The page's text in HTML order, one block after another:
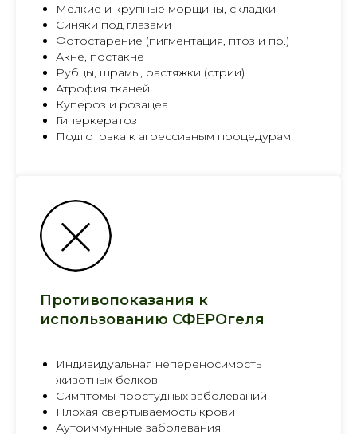
Мелкие и крупные морщины, складки
Синяки под глазами
Фотостарение (пигментация, птоз и пр.)
Акне, постакне
Рубцы, шрамы, растяжки (стрии)
Атрофия тканей
Купероз и розацеа
Гиперкератоз
Подготовка к агрессивным процедурам
Противопоказания к
использованию СФЕРОгеля
Индивидуальная непереносимость
животных белков
Симптомы простудных заболеваний
Плохая свёртываемость крови
Аутоиммунные заболевания